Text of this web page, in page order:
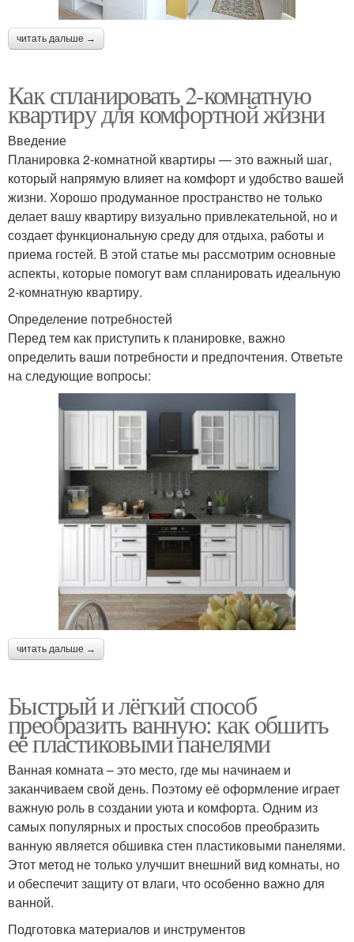
читать дальше →
Как спланировать 2-комнатную
квартиру для комфортной жизни
Введение
Планировка 2-комнатной квартиры — это важный шаг,
который напрямую влияет на комфорт и удобство вашей
жизни. Хорошо продуманное пространство не только
делает вашу квартиру визуально привлекательной, но и
создает функциональную среду для отдыха, работы и
приема гостей. В этой статье мы рассмотрим основные
аспекты, которые помогут вам спланировать идеальную
2-комнатную квартиру.
Определение потребностей
Перед тем как приступить к планировке, важно
определить ваши потребности и предпочтения. Ответьте
на следующие вопросы:
читать дальше →
Быстрый и лёгкий способ
преобразить ванную: как обшить
её пластиковыми панелями
Ванная комната – это место, где мы начинаем и
заканчиваем свой день. Поэтому её оформление играет
важную роль в создании уюта и комфорта. Одним из
самых популярных и простых способов преобразить
ванную является обшивка стен пластиковыми панелями.
Этот метод не только улучшит внешний вид комнаты, но
и обеспечит защиту от влаги, что особенно важно для
ванной.
Подготовка материалов и инструментов